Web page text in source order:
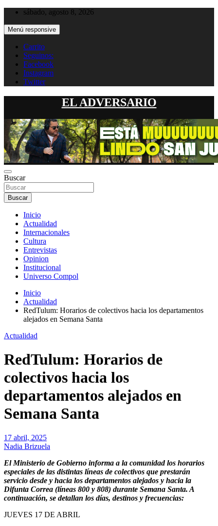
Saltar
contenido
sábado, agosto 8, 2026
Menú responsive
Carrito
Seguinos:
Facebook
Instagram
Twitter
EL ADVERSARIO
Buscar
Buscar
Inicio
Actualidad
Internacionales
Cultura
Entrevistas
Opinion
Institucional
Universo Compol
Inicio
Actualidad
RedTulum: Horarios de colectivos hacia los departamentos
alejados en Semana Santa
Actualidad
RedTulum: Horarios de
colectivos hacia los
departamentos alejados en
Semana Santa
17 abril, 2025
Nadia Brizuela
El Ministerio de Gobierno informa a la comunidad los horarios
especiales de las distintas líneas de colectivos que prestarán
servicio desde y hacia los departamentos alejados y hacia la
Difunta Correa (líneas 800 y 808) durante Semana Santa. A
continuación, se detallan los días, destinos y frecuencias:
JUEVES 17 DE ABRIL